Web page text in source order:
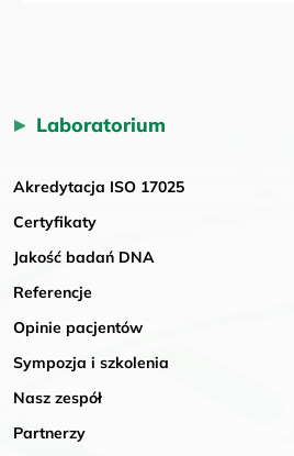
Laboratorium
Akredytacja ISO 17025
Certyfikaty
Jakość badań DNA
Referencje
Opinie pacjentów
Sympozja i szkolenia
Nasz zespół
Partnerzy